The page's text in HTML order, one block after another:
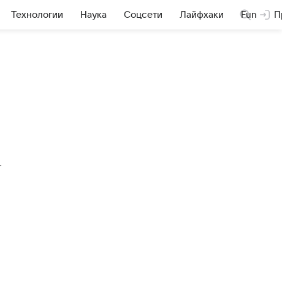
Технологии Наука Соцсети Лайфхаки Fun